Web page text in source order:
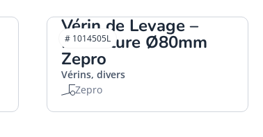
Vérin de Levage –
Fermeture Ø80mm
Zepro
Vérins, divers
Zepro
# 1014505L